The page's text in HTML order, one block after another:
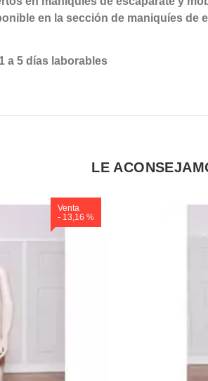
en la sección de maniquíes de
a 5 días laborables
LE
Venta
- 13,16 %